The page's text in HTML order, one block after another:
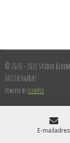
© 2020 - 2021 Studio
003387648B87
Powered byJouwWeb
E-mailadres